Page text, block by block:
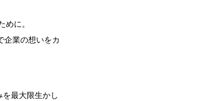
に。
企業の想いをカ
最大限生かし